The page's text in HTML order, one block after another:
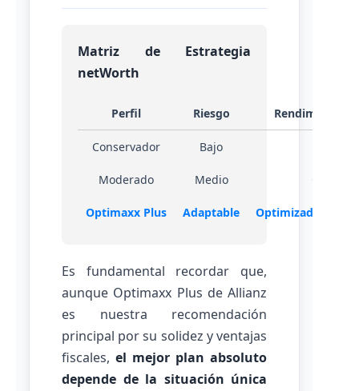
Matriz de Estrategia
netWorth
Perfil Riesgo Rendimiento
Conservador Bajo
Moderado Medio
Optimaxx Plus Adaptable Optimizado +
Es fundamental recordar que,
aunque Optimaxx Plus de Allianz
es nuestra recomendación
principal por su solidez y ventajas
fiscales, el mejor plan absoluto
depende de la situación única